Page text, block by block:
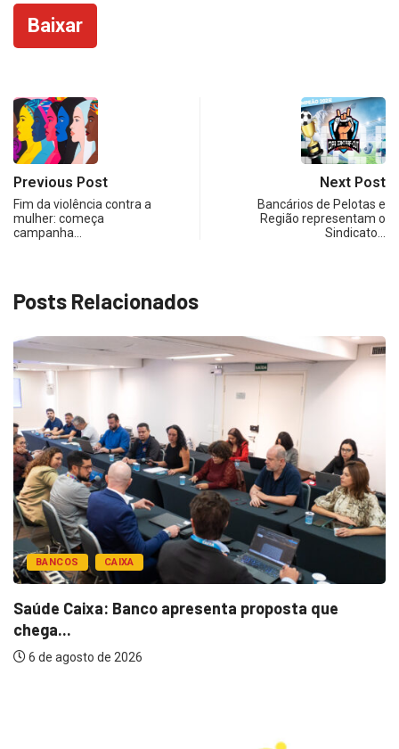
Baixar
Previous Post
Fim da violência contra a
mulher: começa
campanha…
Next Post
Bancários de Pelotas e
Região representam o
Sindicato…
Posts Relacionados
BANCOS CAIXA
Saúde Caixa: Banco apresenta proposta que
chega...
6 de agosto de 2026